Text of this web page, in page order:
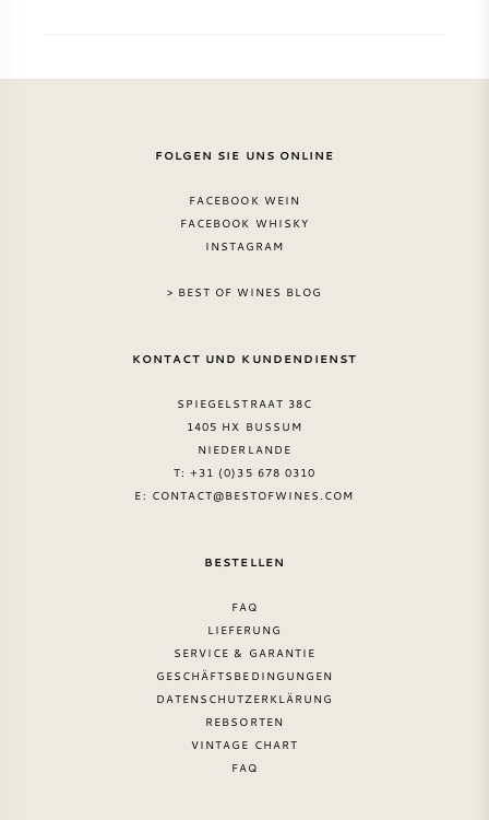
FOLGEN SIE UNS ONLINE
FACEBOOK WEIN
FACEBOOK WHISKY
INSTAGRAM
> BEST OF WINES BLOG
KONTACT UND KUNDENDIENST
SPIEGELSTRAAT 38C
1405 HX BUSSUM
NIEDERLANDE
T: +31 (0)35 678 0310
E: CONTACT@BESTOFWINES.COM
BESTELLEN
FAQ
LIEFERUNG
SERVICE & GARANTIE
GESCHÄFTSBEDINGUNGEN
DATENSCHUTZERKLÄRUNG
REBSORTEN
VINTAGE CHART
FAQ